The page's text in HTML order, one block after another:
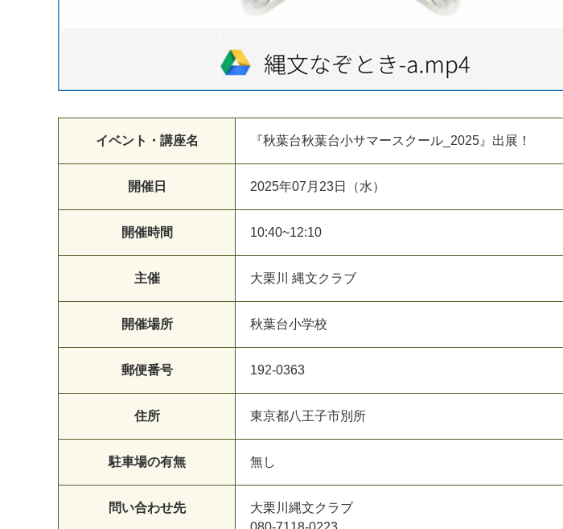
イベント・講座名 『秋葉台秋葉台小サマースクール_2025』出展！
開催日 2025年07月23日（水）
開催時間 10:40~12:10
主催 大栗川 縄文クラブ
開催場所 秋葉台小学校
郵便番号 192-0363
住所 東京都八王子市別所
駐車場の有無 無し
問い合わせ先
大栗川縄文クラブ